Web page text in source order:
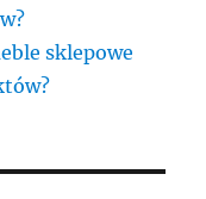
sklepowe